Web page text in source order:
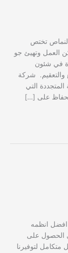
تختص
العمل وتهيئ جو
في شئون
والتعقيم. شركة
التي
على […]
افضل انظمه
الحصول على
لتوفيرنا